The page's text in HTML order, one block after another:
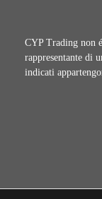
CYP Trading non
rappresentante di
indicati